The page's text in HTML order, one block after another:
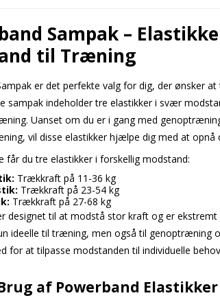
Sampak –
til Træning
er det perfekte valg for dig, der ønsker
sampak indeholder tre elastikker i svær
Uanset om du er i gang med
vil disse elastikker hjælpe dig med at opnå
får du tre elastikker i forskellig modstand:
Trækkraft på 11-36 kg
Trækkraft på 23-54 kg
Trækkraft på 27-68 kg
designet til at modstå stor kraft og er
ideelle til træning, men også til genoptræning
for at tilpasse modstanden til individuelle
af Powerband Elastikker